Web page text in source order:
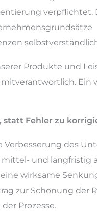
verpflichtet.
Produkte und
Ein
statt Fehler zu
Verbesserung des
mittel- und langfristig
wirksame
zur Schonung der
Prozesse.